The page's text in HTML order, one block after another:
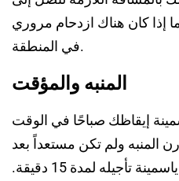
إذا كان هناك ازدحام مروري
في المنطقة.
المنبه والمؤقت
إيقاظك صباحًا في الوقت
المنبه ولم تكن مستعداً بعد
لفراق سريرك، فاطلب من ياسمينة تأجيله لمدة 15 دقيقة.